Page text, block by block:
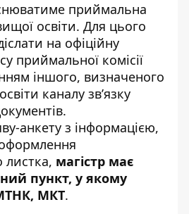
приймальна
освіти. Для цього
на офіційну
приймальної комісії
іншого, визначеного
каналу зв’язку
анкету з інформацією,
листка, магістр має
пункт, у якому
МКТ.